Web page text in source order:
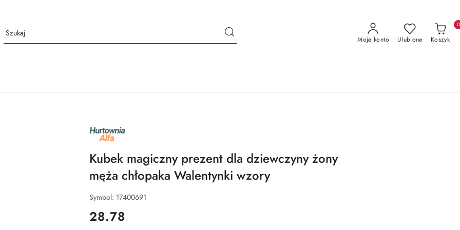
Moje konto Ulubione Koszyk
0
NAZWA
PRODUCENTA:
ALFA
Kubek magiczny prezent dla dziewczyny żony
męża chłopaka Walentynki wzory
Symbol: 17400691
cena:
28.78